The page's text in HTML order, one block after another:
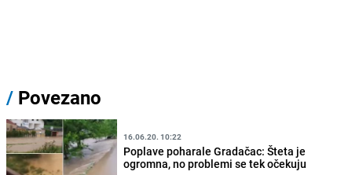
/ Povezano
16.06.20. 10:22
Poplave poharale Gradačac: Šteta je
ogromna, no problemi se tek očekuju